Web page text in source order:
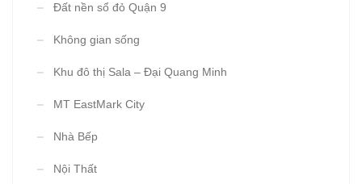
Đất nền sổ đỏ Quận 9
Không gian sống
Khu đô thị Sala – Đại Quang Minh
MT EastMark City
Nhà Bếp
Nội Thất